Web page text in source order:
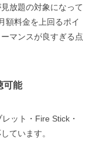
放題の対象になって
額料金を上回るポイ
マンスが良すぎる点
可能
ット・Fire Stick・
ています。